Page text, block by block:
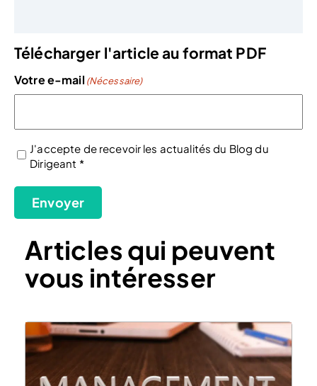
Télécharger l'article au format PDF
Votre e-mail (Nécessaire)
(Nécessaire)
J'accepte de recevoir les actualités du Blog du
Dirigeant *
Envoyer
Articles qui peuvent
vous intéresser